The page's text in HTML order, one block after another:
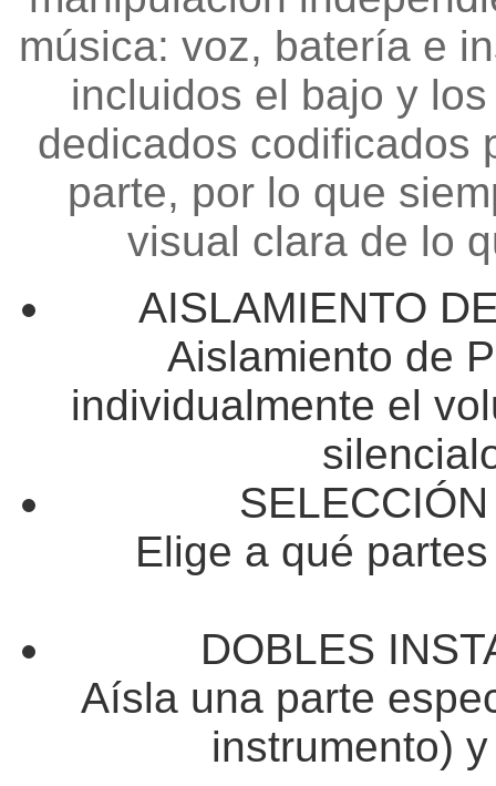
música: voz, batería e
incluidos el bajo y
dedicados codificados
parte, por lo que
visual clara de lo
AISLAMIENTO
Aislamiento de
individualmente el
Elige a qué
DOBLES
Aísla una parte
instrumento)